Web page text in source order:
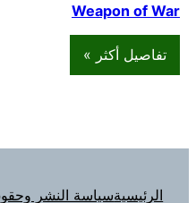
Weapon of War
تفاصيل أكثر »
الرئيسيةسياسة النشر وحقوق